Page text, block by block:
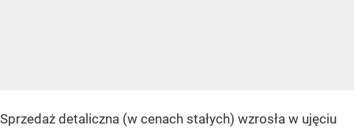
Sprzedaż detaliczna (w cenach stałych) wzrosła w ujęciu